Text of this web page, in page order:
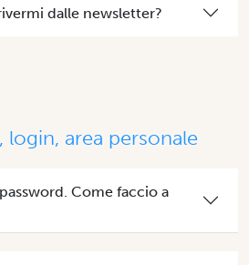
dalle newsletter?
area personale
Come faccio a